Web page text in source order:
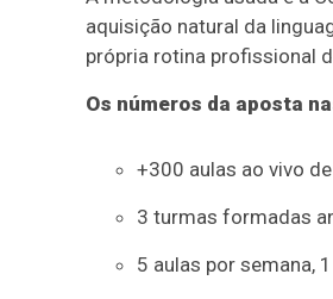
aquisição natural da
própria rotina profissional
Os números da aposta
+300 aulas ao vivo
3 turmas formadas
5 aulas por semana,